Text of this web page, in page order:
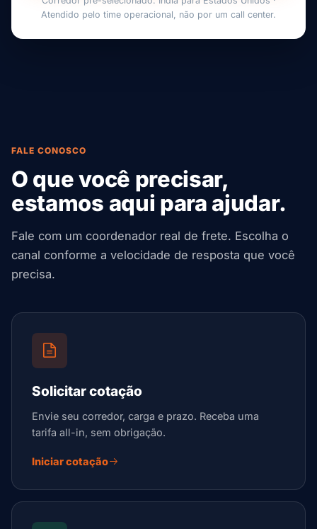
Atendido pelo time operacional, não por um call center.
FALE CONOSCO
O que você precisar,
estamos aqui para ajudar.
Fale com um coordenador real de frete. Escolha o
canal conforme a velocidade de resposta que você
precisa.
Solicitar cotação
Envie seu corredor, carga e prazo. Receba uma
tarifa all-in, sem obrigação.
Iniciar cotação